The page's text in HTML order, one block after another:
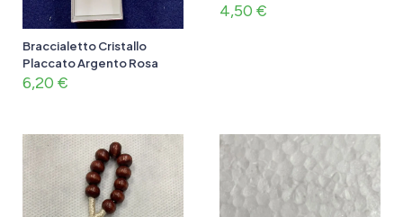
Braccialetto Cristallo
Placcato Argento Rosa
6,20 €
4,50 €